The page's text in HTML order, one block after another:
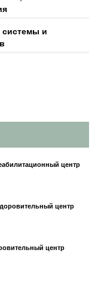
системы и
центр
центр
центр